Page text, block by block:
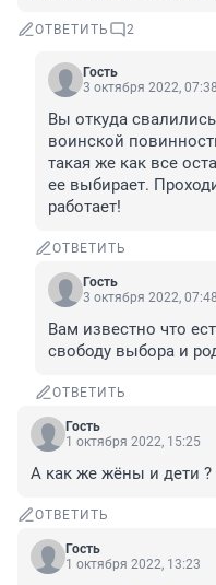
ОТВЕТИТЬ 2
Гость
3 октября 2022, 07:38
Вы откуда
воинской
такая же как все
ее выбирает.
работает!
ОТВЕТИТЬ
Гость
3 октября 2022, 07:48
Вам известно что
свободу выбора и
ОТВЕТИТЬ
Гость
1 октября 2022, 15:25
А как же жёны и дети ?
ОТВЕТИТЬ
Гость
1 октября 2022, 13:23